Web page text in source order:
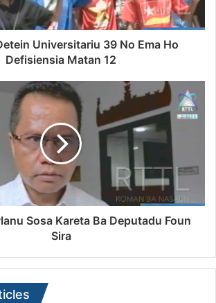
Universitariu 39 No Ema Ho
Defisiensia Matan 12
Sosa Kareta Ba Deputadu Foun
Sira